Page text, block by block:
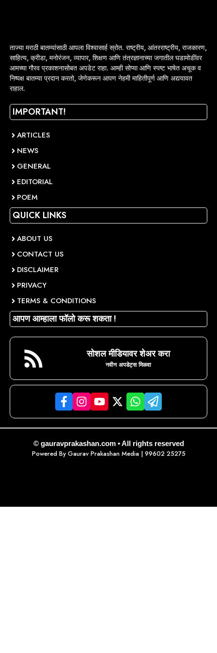
ताज्या मराठी बातम्यांसाठी आपला विश्वासार्ह स्रोत. राष्ट्रीय, आंतरराष्ट्रीय, राजकारण,
साहित्य, क्रीडा, मनोरंजन, व्यापार, शिक्षण आणि तंत्रज्ञानाच्या जगातील घडामोडींवर
आमच्या गौरव प्रकाशनासोबत अपडेट राहा. आम्ही सोप्या आणि स्पष्ट भाषेत अचूक व
निष्पक्ष बातम्या प्रदान करतो, जेणेकरून आपण नेहमी माहितीपूर्ण आणि अद्ययावत
राहाल.
IMPORTANT!
ARTICLES
NEWS
GENERAL
EDITORIAL
POEM
QUICK LINKS
ABOUT US
CONTACT US
DISCLAIMER
PRIVACY
TERMS & CONDITIONS
आपण आम्हाला फॉलो करू शकता !
सोशल मीडियावर शेअर करा
नवीन अपडेट्स मिळवा
© gauravprakashan.com • All rights reserved
Powered By Gaurav Prakashan Media| 99602 25275